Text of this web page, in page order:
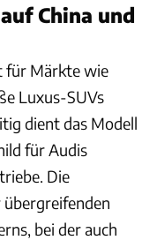
China und
für Märkte wie
Luxus-SUVs
dient das Modell
für Audis
Die
übergreifenden
bei der auch